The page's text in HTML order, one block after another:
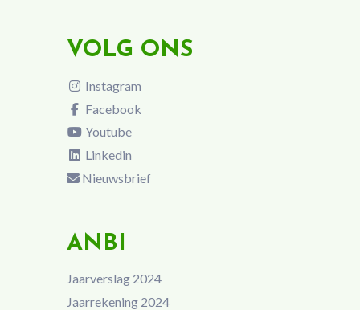
VOLG ONS
Instagram
Facebook
Youtube
Linkedin
Nieuwsbrief
ANBI
Jaarverslag 2024
Jaarrekening 2024